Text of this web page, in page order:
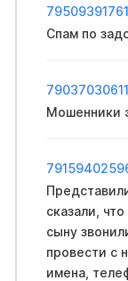
79509391761
Спам по
79037030611
Мошенники
сказали,
сыну
провести с
имена,